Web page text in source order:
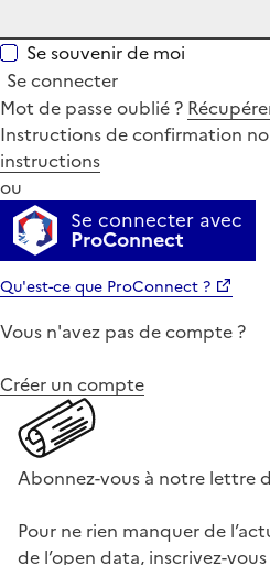
Se souvenir de moi
Se connecter
Mot de passe oublié ?
Instructions de confirmation
instructions
ou
Se connecter avec
ProConnect
Qu'est-ce que ProConnect ?
Vous n'avez pas de compte ?
Créer un compte
Abonnez-vous à notre lettre
Pour ne rien manquer de
de l’open data, inscrivez-